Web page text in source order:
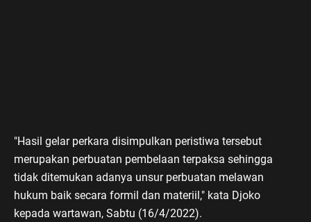
"Hasil gelar perkara disimpulkan peristiwa tersebut
merupakan perbuatan pembelaan terpaksa sehingga
tidak ditemukan adanya unsur perbuatan melawan
hukum baik secara formil dan materiil," kata Djoko
kepada wartawan, Sabtu (16/4/2022).